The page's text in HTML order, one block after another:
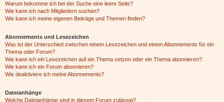
Warum bekomme ich bei der Suche eine leere Seite?
Wie kann ich nach Mitgliedern suchen?
Wie kann ich meine eigenen Beiträge und Themen finden?
Abonnements und Lesezeichen
Was ist der Unterschied zwischen einem Lesezeichen und einem Abonnements für ein
Thema oder Forum?
Wie kann ich ein Lesezeichen auf ein Thema setzen oder ein Thema abonnieren?
Wie kann ich ein Forum abonnieren?
Wie deaktiviere ich meine Abonnements?
Dateianhänge
Welche Dateianhänge sind in diesem Forum zulässig?